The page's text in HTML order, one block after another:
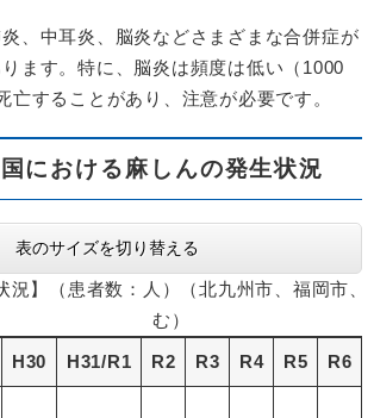
、中耳炎、脳炎などさまざまな合併症が
ます。特に、脳炎は頻度は低い（1000
亡することがあり、注意が必要です。
における麻しんの発生状況
表のサイズを切り替える
況】（患者数：人）（北九州市、福岡市
む）
H30 H31/R1 R2 R3 R4 R5 R6